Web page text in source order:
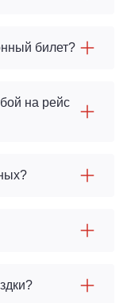
билет?
на рейс